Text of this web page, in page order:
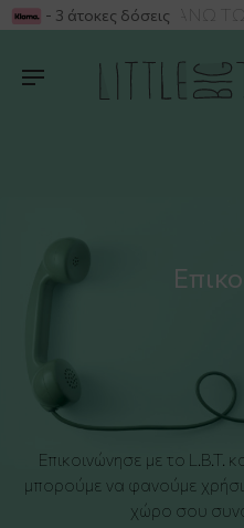
ΓΙΑ ΑΓΟΡΕΣ ΑΝΩ
- 3 άτοκες δόσεις
Επικοινώνησε με το L.B.T.
μπορούμε να φανούμε
χώρο σου